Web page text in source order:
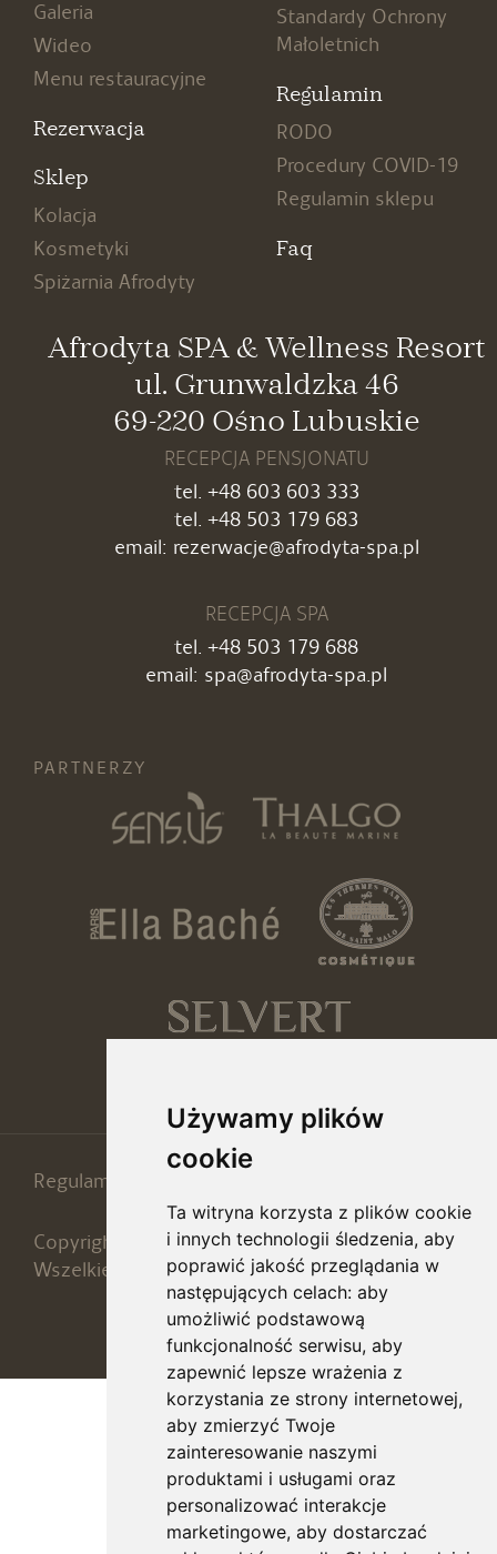
Używamy plików
cookie
Ta witryna korzysta z plików cookie
i innych technologii śledzenia, aby
poprawić jakość przeglądania w
następujących celach: aby
umożliwić podstawową
funkcjonalność serwisu, aby
zapewnić lepsze wrażenia z
korzystania ze strony internetowej,
aby zmierzyć Twoje
zainteresowanie naszymi
produktami i usługami oraz
personalizować interakcje
marketingowe, aby dostarczać
Galeria
Wideo
Menu restauracyjne
Rezerwacja
Sklep
Kolacja
Kosmetyki
Spiżarnia Afrodyty
Standardy Ochrony
Małoletnich
Regulamin
RODO
Procedury COVID-19
Regulamin sklepu
Faq
Afrodyta SPA & Wellness Resort
ul. Grunwaldzka 46
69-220 Ośno Lubuskie
RECEPCJA PENSJONATU
tel. +48 603 603 333
tel. +48 503 179 683
email: rezerwacje@afrodyta-spa.pl
RECEPCJA SPA
tel. +48 503 179 688
email: spa@afrodyta-spa.pl
PARTNERZY
Regulamin
Copyright 2026 © Afrodyta Spa & Wellness Resort.
Wszelkie prawa zastrzeżone
Code & Design:REBORN